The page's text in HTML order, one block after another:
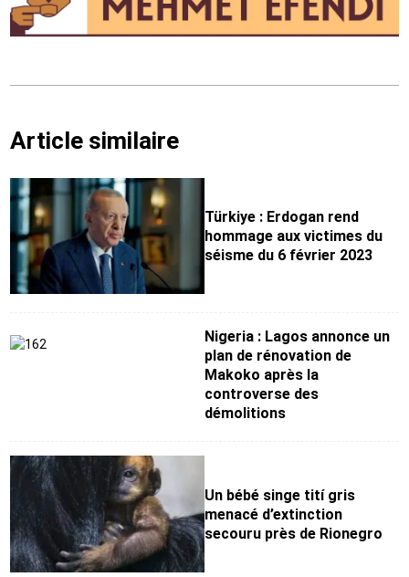
Article similaire
Türkiye : Erdogan rend
hommage aux victimes du
séisme du 6 février 2023
Nigeria : Lagos annonce un
plan de rénovation de
Makoko après la
controverse des
démolitions
Un bébé singe tití gris
menacé d’extinction
secouru près de Rionegro